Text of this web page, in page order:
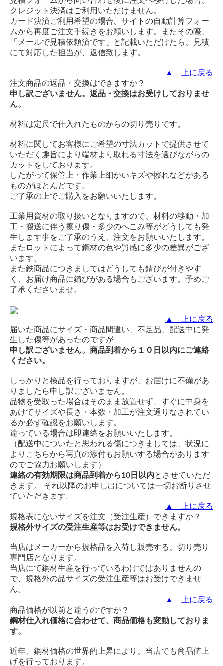
クレジット決済はご利用いただけません。
カード決済ご利用希望の場合、サイトの自動計算フォー
ムから再度ご注文手続きをお願いします。またその際、
「メールで見積依頼済です」と記載いただけたら、見積
にて対応した担当が、返信致します。
▲ 上に戻る
注文商品の返品・交換はできますか？
申し訳ございません。返品・交換はお受けしておりませ
ん。
材料は定尺で仕入れたものからの切り売りです。
材料に関してお客様にご希望の寸法カットで提供させて
いただく趣旨により端材より取れる寸法を選びながらの
カットをしております。
したがって保管上・作業上細かいキズや擦れなどがある
ものがほとんどです。
ご了承の上でご購入をお願いいたします。
工業用資材の取り扱いとなりますので、材料の移動・加
工・搬送に伴う擦り傷・多少のへこみ等がどうしても発
生します事をご了承のうえ、注文をお願いいたします。
またロットによって鋼材の色や質感に多少の差異がござ
います。
また鉄商品につきましてはどうしても錆びが付きやす
く、お届け商品に錆びがある場合もございます。予めご
了承くださいませ。
▲ 上に戻る
届いた商品にサイズ・商品間違い、不足品、配送中に発
生した傷等があったのですが
申し訳ございません。商品到着から１０日以内にご連絡
ください。
しっかりと検品を行っておりますが、お届けに不備があ
りましたら申し訳ございません。
品物を受取った場合はそのまま放置せず、すぐに中身を
あけてサイズや長さ・本数・加工が注文通りなされてい
るか必ず確認をお願いします。
違っている場合は即連絡をお願いいたします。
（配送中についたと思われる傷につきましては、状況に
よりこちらから写真の添付もお願いする場合があります
のでご協力お願いします）
連絡の有効期限は商品到着から10日以内とさせていただ
きます。 それ以降のお申し出については一切お断りさせ
ていただきます。
▲ 上に戻る
規格表にないサイズを注文（受注生産）できますか？
規格外サイズの受注生産等はお受けできません。
当店はメーカーから規格品を入荷し販売する、切り売り
専門店となります。
当店にて鋼材生産を行っているわけではありませんの
で、規格外の品サイズの受注生産等はお受けできませ
ん。
▲ 上に戻る
商品価格が以前と違うのですが？
鋼材仕入れ価格に合わせて、商品価格も変動しておりま
す。
近年、鋼材価格の世界的上昇により、当店でも商品値上
げを行っております。